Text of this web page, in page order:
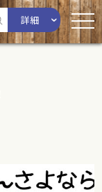
詳細